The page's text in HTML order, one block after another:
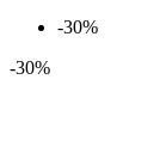
-30%
-30%